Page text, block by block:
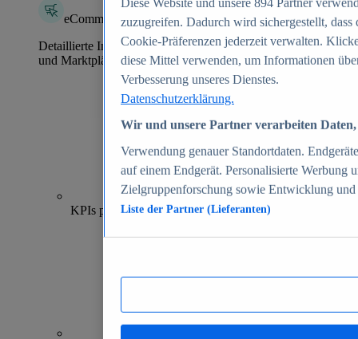
eCommerce Insights
Detaillierte Informationen zu mehr als 39.000 Online-Shops
und Marktplätzen
70+
KPIs pro Shop
Diese Website und unsere 894 Partner
zuzugreifen. Dadurch wird sichergestellt,
Cookie-Präferenzen jederzeit verwalten.
diese Mittel verwenden, um Informationen
Verbesserung unseres Dienstes.
Datenschutzerklärung.
Wir und unsere Partner verarbeiten
Verwendung genauer Standortdaten.
auf einem Endgerät. Personalisierte Werbung
Zielgruppenforschung sowie Entwicklung
Liste der Partner (Lieferanten)